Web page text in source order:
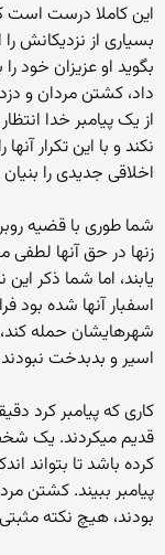
این کاملا درست
بسیاری از نزدیکانش
بگوید او عزیزان خود
داد، کشتن مردان و
از یک پیامبر خدا
نکند و با این تکرار
اخلاقی جدیدی را بنیان
شما طوری با قضیه
زنها در حق آنها لطفی
یابند، اما شما ذکر
اسفبار آنها شده بود
شهرهایشان حمله کند،
اسیر و بدبدخت
کاری که پیامبر کرد
قدیم میکردند. یک شخص
کرده باشد تا بتواند
پیامبر ببیند. کشتن
بودند، هیچ نکته